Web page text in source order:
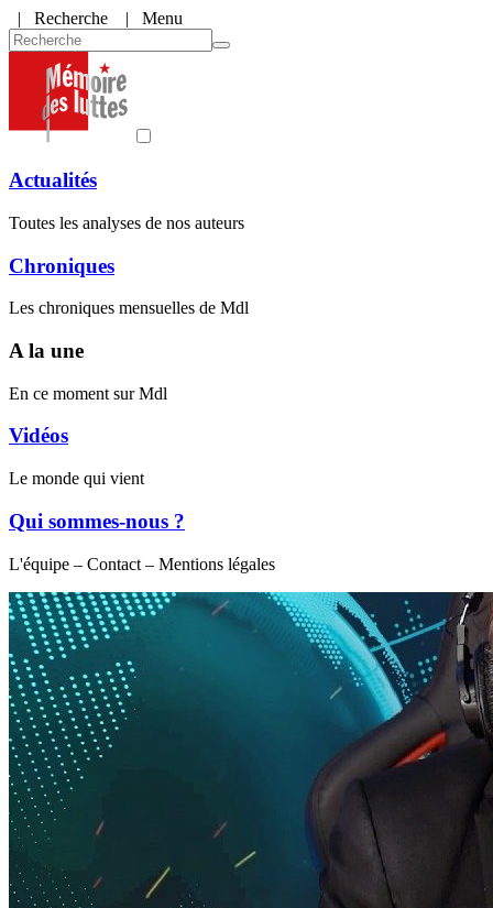
| Recherche | Menu
Actualités
Toutes les analyses de nos auteurs
Chroniques
Les chroniques mensuelles de Mdl
A la une
En ce moment sur Mdl
Vidéos
Le monde qui vient
Qui sommes-nous ?
L'équipe – Contact – Mentions légales